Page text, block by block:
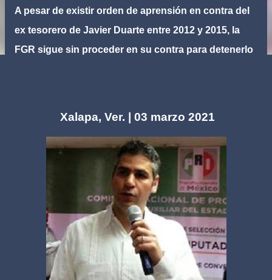
A pesar de existir orden de aprensión en contra del
ex tesorero de Javier Duarte entre 2012 y 2015, la
FGR sigue sin proceder en su contra para detenerlo
Xalapa, Ver. | 03 marzo 2021